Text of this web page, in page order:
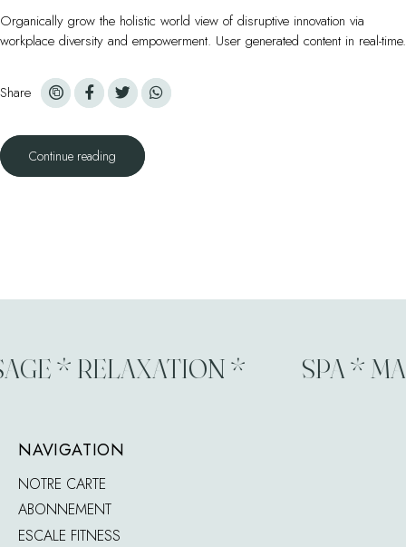
Organically grow the holistic world view of disruptive innovation via
workplace diversity and empowerment. User generated content in real-time.
Share
Continue reading
* RELAXATION * SPA *
NAVIGATION
NOTRE CARTE
ABONNEMENT
ESCALE FITNESS